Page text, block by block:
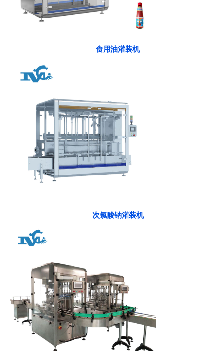
食用油灌装机
次氯酸钠灌装机